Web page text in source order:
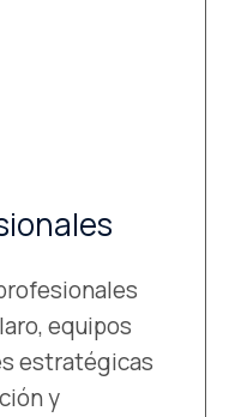
equipos
estratégicas
y